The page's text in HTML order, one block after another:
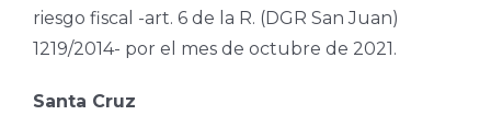
riesgo fiscal -art. 6 de la R. (DGR San Juan)
1219/2014- por el mes de octubre de 2021.
Santa Cruz